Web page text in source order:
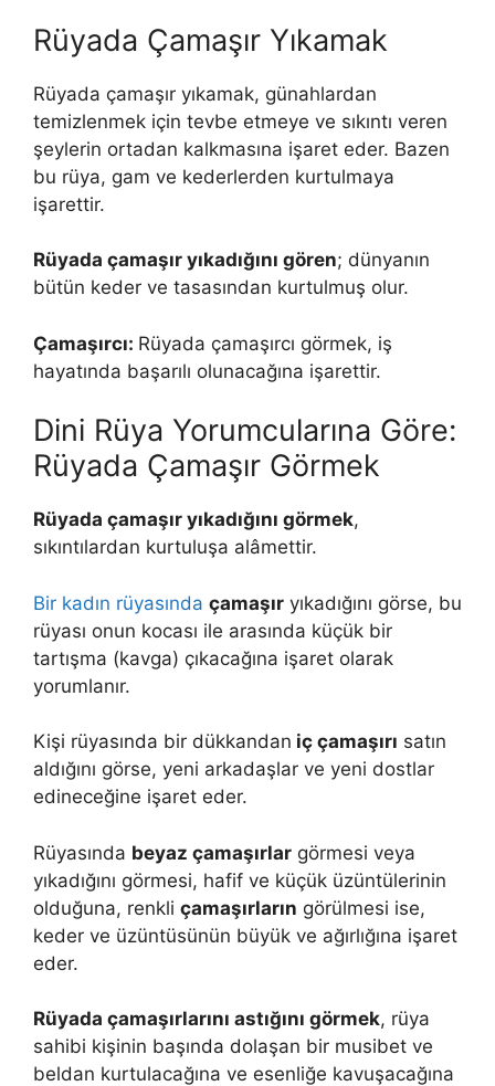
Rüyada Çamaşır Yıkamak
Rüyada çamaşır yıkamak, günahlardan
temizlenmek için tevbe etmeye ve sıkıntı veren
şeylerin ortadan kalkmasına işaret eder. Bazen
bu rüya, gam ve kederlerden kurtulmaya
işarettir.
Rüyada çamaşır yıkadığını gören; dünyanın
bütün keder ve tasasından kurtulmuş olur.
Çamaşırcı: Rüyada çamaşırcı görmek, iş
hayatında başarılı olunacağına işarettir.
Dini Rüya Yorumcularına Göre:
Rüyada Çamaşır Görmek
Rüyada çamaşır yıkadığını görmek,
sıkıntılardan kurtuluşa alâmettir.
Bir kadın rüyasında çamaşır yıkadığını görse, bu
rüyası onun kocası ile arasında küçük bir
tartışma (kavga) çıkacağına işaret olarak
yorumlanır.
Kişi rüyasında bir dükkandan iç çamaşırı satın
aldığını görse, yeni arkadaşlar ve yeni dostlar
edineceğine işaret eder.
Rüyasında beyaz çamaşırlar görmesi veya
yıkadığını görmesi, hafif ve küçük üzüntülerinin
olduğuna, renkli çamaşırların görülmesi ise,
keder ve üzüntüsünün büyük ve ağırlığına işaret
eder.
Rüyada çamaşırlarını astığını görmek, rüya
sahibi kişinin başında dolaşan bir musibet ve
beldan kurtulacağına ve esenliğe kavuşacağına